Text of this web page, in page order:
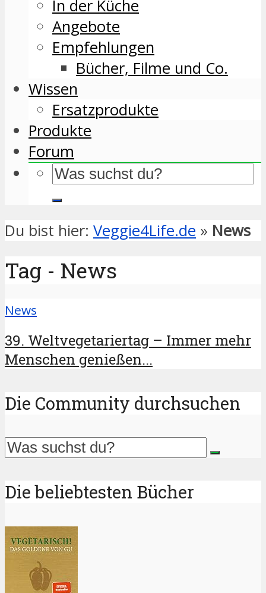
In der Küche
Angebote
Empfehlungen
Bücher, Filme und Co.
Wissen
Ersatzprodukte
Produkte
Forum
Du bist hier: Veggie4Life.de » News
Tag - News
News
39. Weltvegetariertag – Immer mehr
Menschen genießen...
Die Community durchsuchen
Die beliebtesten Bücher